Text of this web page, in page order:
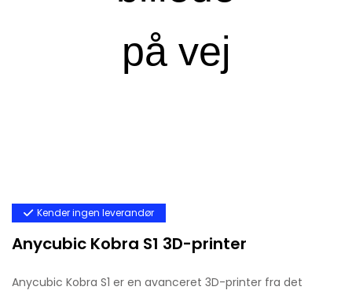
Kender ingen leverandør
Anycubic Kobra S1 3D-printer
Anycubic Kobra S1 er en avanceret 3D-printer fra det